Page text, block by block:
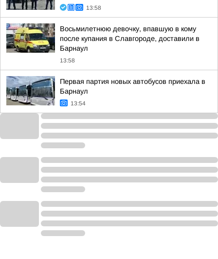
13:58
Восьмилетнюю девочку, впавшую в кому
после купания в Славгороде, доставили в
Барнаул
13:58
Первая партия новых автобусов приехала в
Барнаул
13:54